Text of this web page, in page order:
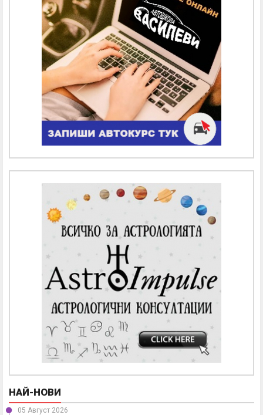
НАЙ-НОВИ
05 Август 2026